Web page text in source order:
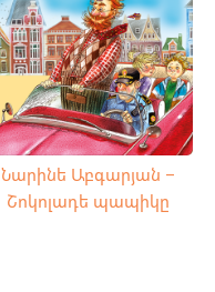
Նարինե Աբգարյան –
Շոկոլադե պապիկը